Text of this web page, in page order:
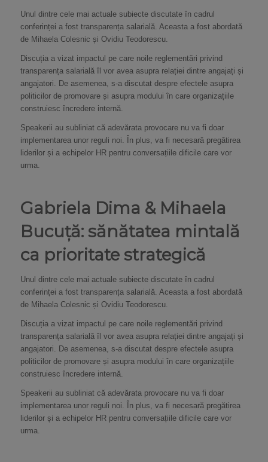
Unul dintre cele mai actuale subiecte discutate în cadrul
conferinței a fost transparența salarială. Aceasta a fost abordată
de Mihaela Colesnic și Ovidiu Teodorescu.
Discuția a vizat impactul pe care noile reglementări privind
transparența salarială îl vor avea asupra relației dintre angajați și
angajatori. De asemenea, s-a discutat despre efectele asupra
politicilor de promovare și asupra modului în care organizațiile
construiesc încredere internă.
Speakerii au subliniat că adevărata provocare nu va fi doar
implementarea unor reguli noi. În plus, va fi necesară pregătirea
liderilor și a echipelor HR pentru conversațiile dificile care vor
urma.
Gabriela Dima & Mihaela
Bucuță: sănătatea mintală
ca prioritate strategică
Unul dintre cele mai actuale subiecte discutate în cadrul
conferinței a fost transparența salarială. Aceasta a fost abordată
de Mihaela Colesnic și Ovidiu Teodorescu.
Discuția a vizat impactul pe care noile reglementări privind
transparența salarială îl vor avea asupra relației dintre angajați și
angajatori. De asemenea, s-a discutat despre efectele asupra
politicilor de promovare și asupra modului în care organizațiile
construiesc încredere internă.
Speakerii au subliniat că adevărata provocare nu va fi doar
implementarea unor reguli noi. În plus, va fi necesară pregătirea
liderilor și a echipelor HR pentru conversațiile dificile care vor
urma.